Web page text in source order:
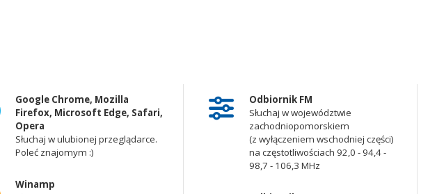
Google Chrome, Mozilla
Firefox, Microsoft Edge, Safari,
Opera
Słuchaj w ulubionej przeglądarce.
Poleć znajomym :)
Winamp
Odbiornik FM
Słuchaj w województwie
zachodniopomorskiem
(z wyłączeniem wschodniej części)
na częstotliwościach 92,0 - 94,4 -
98,7 - 106,3 MHz